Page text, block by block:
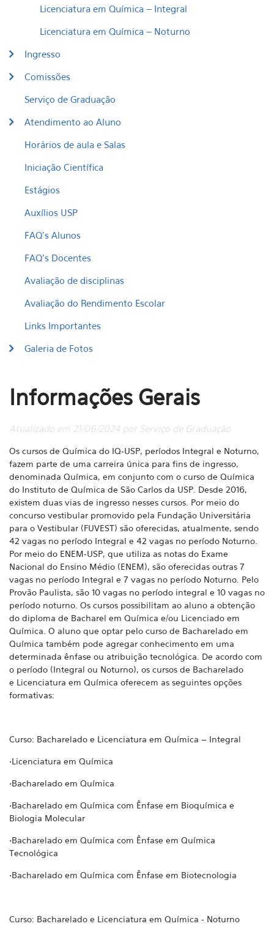
Licenciatura em Química – Integral
Licenciatura em Química – Noturno
Ingresso
Comissões
Serviço de Graduação
Atendimento ao Aluno
Horários de aula e Salas
Iniciação Científica
Estágios
Auxílios USP
FAQ's Alunos
FAQ's Docentes
Avaliação de disciplinas
Avaliação do Rendimento Escolar
Links Importantes
Galeria de Fotos
Informações Gerais
Atualizado em 21/06/2024 por Serviço de Graduação
Os cursos de Química do IQ-USP, períodos Integral e Noturno,
fazem parte de uma carreira única para fins de ingresso,
denominada Química, em conjunto com o curso de Química
do Instituto de Química de São Carlos da USP. Desde 2016,
existem duas vias de ingresso nesses cursos. Por meio do
concurso vestibular promovido pela Fundação Universitária
para o Vestibular (FUVEST) são oferecidas, atualmente, sendo
42 vagas no período Integral e 42 vagas no período Noturno.
Por meio do ENEM-USP, que utiliza as notas do Exame
Nacional do Ensino Médio (ENEM), são oferecidas outras 7
vagas no período Integral e 7 vagas no período Noturno. Pelo
Provão Paulista, são 10 vagas no período integral e 10 vagas no
período noturno. Os cursos possibilitam ao aluno a obtenção
do diploma de Bacharel em Química e/ou Licenciado em
Química. O aluno que optar pelo curso de Bacharelado em
Química também pode agregar conhecimento em uma
determinada ênfase ou atribuição tecnológica. De acordo com
o período (Integral ou Noturno), os cursos de Bacharelado
e Licenciatura em Química oferecem as seguintes opções
formativas:
Curso: Bacharelado e Licenciatura em Química – Integral
•Licenciatura em Química
•Bacharelado em Química
•Bacharelado em Química com Ênfase em Bioquímica e
Biologia Molecular
•Bacharelado em Química com Ênfase em Química
Tecnológica
•Bacharelado em Química com Ênfase em Biotecnologia
Curso: Bacharelado e Licenciatura em Química - Noturno